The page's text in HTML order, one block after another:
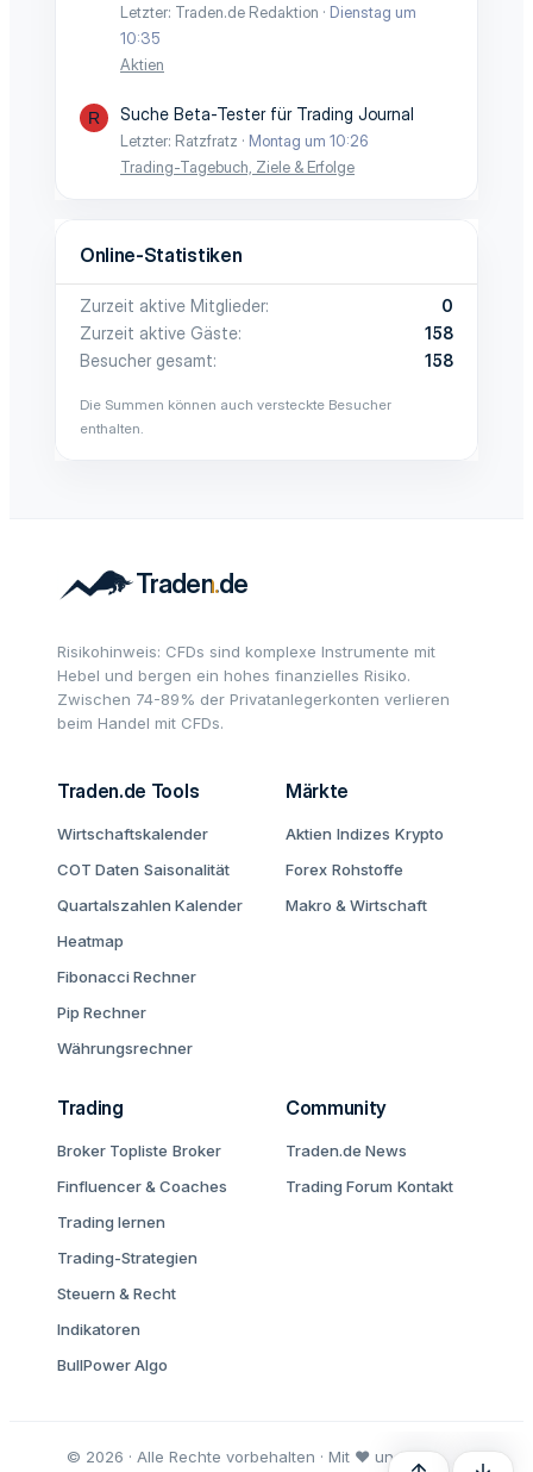
Letzter: Traden.de Redaktion
Dienstag um
10:35
Aktien
R Suche Beta-Tester für Trading Journal
Letzter: Ratzfratz
Montag um 10:26
Trading-Tagebuch, Ziele & Erfolge
Online-Statistiken
Zurzeit aktive Mitglieder
0
Zurzeit aktive Gäste
158
Besucher gesamt
158
Die Summen können auch versteckte Besucher
enthalten.
Risikohinweis: CFDs sind komplexe Instrumente mit
Hebel und bergen ein hohes finanzielles Risiko.
Zwischen 74-89% der Privatanlegerkonten verlieren
beim Handel mit CFDs.
Traden.de Tools
Wirtschaftskalender
COT Daten Saisonalität
Quartalszahlen Kalender
Heatmap
Fibonacci Rechner
Pip Rechner
Währungsrechner
Märkte
Aktien Indizes Krypto
Forex Rohstoffe
Makro & Wirtschaft
Trading
Broker Topliste Broker
Finfluencer & Coaches
Trading lernen
Trading-Strategien
Steuern & Recht
Indikatoren
BullPower Algo
Community
Traden.de News
Trading Forum Kontakt
© 2026 · Alle Rechte vorbehalten · Mit ♥ und